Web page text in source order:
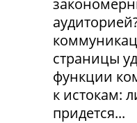
страницы
функции
к истокам:
придется...